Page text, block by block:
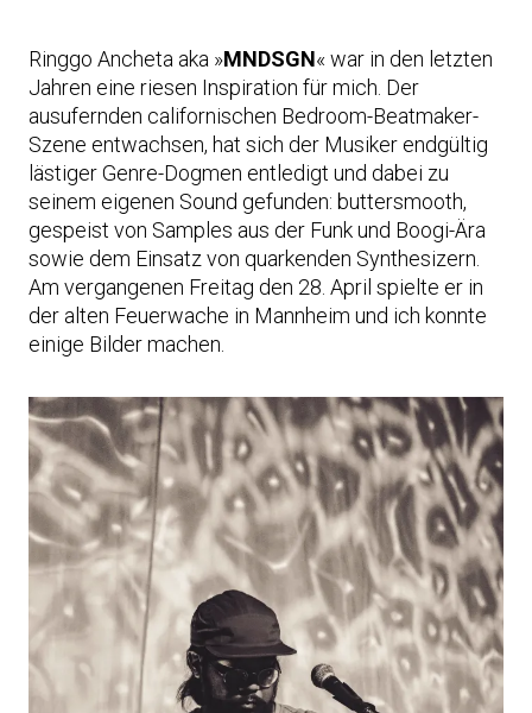
Ringgo Ancheta aka »MNDSGN« war in den letzten
Jahren eine riesen Inspiration für mich. Der
ausufernden californischen Bedroom-Beatmaker-
Szene entwachsen, hat sich der Musiker endgültig
lästiger Genre-Dogmen entledigt und dabei zu
seinem eigenen Sound gefunden: buttersmooth,
gespeist von Samples aus der Funk und Boogi-Ära
sowie dem Einsatz von quarkenden Synthesizern.
Am vergangenen Freitag den 28. April spielte er in
der alten Feuerwache in Mannheim und ich konnte
einige Bilder machen.